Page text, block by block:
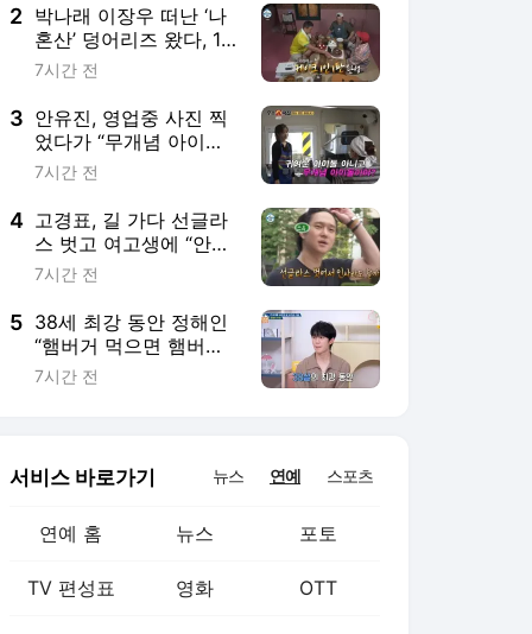
2 박나래 이장우 떠난 ‘나
혼산’ 덩어리즈 왔다, 1
인 1케이크에 팜유 전현
7시간 전
3 안유진, 영업중 사진 찍
었다가 “무개념 아이돌”
이영지 비난에 맘 상해
7시간 전
4 고경표, 길 가다 선글라
스 벗고 여고생에 “안녕”
건대 동기 인증 인사성
7시간 전
5 38세 최강 동안 정해인
“햄버거 먹으면 햄버거
돼, 라면 3개월에 한번
7시간 전
서비스 바로가기 뉴스 연예 스포츠
연예 홈 뉴스 포토
TV 편성표 영화 OTT